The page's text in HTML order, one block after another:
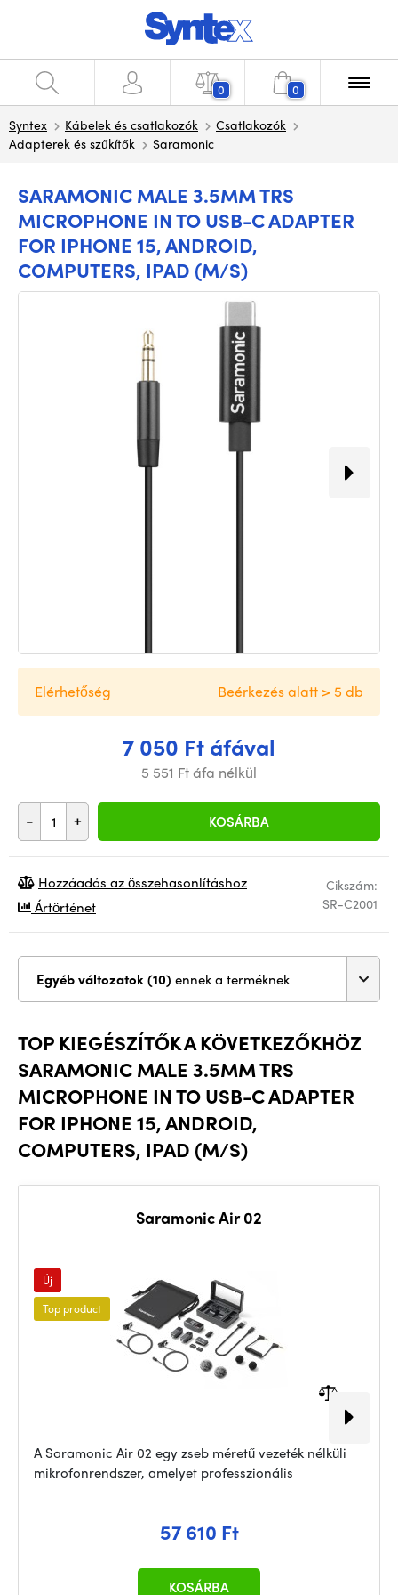
0 0
Syntex Kábelek és csatlakozók
Csatlakozók
Adapterek és szűkítők
Saramonic
SARAMONIC MALE 3.5MM TRS
MICROPHONE IN TO USB-C ADAPTER
FOR IPHONE 15, ANDROID,
COMPUTERS, IPAD (M/S)
7 050 Ft áfával
5 551 Ft áfa nélkül
- + KOSÁRBA
Elérhetőség Beérkezés alatt > 5 db
Cikszám:
SR-C2001
Hozzáadás az összehasonlításhoz
Ártörténet
Egyéb változatok (10) ennek a terméknek
TOP KIEGÉSZÍTŐK A KÖVETKEZŐKHÖZ
SARAMONIC MALE 3.5MM TRS
MICROPHONE IN TO USB-C ADAPTER
FOR IPHONE 15, ANDROID,
COMPUTERS, IPAD (M/S)
Saramonic Air 02
Új
Top product
A Saramonic Air 02 egy zseb méretű vezeték nélküli
mikrofonrendszer, amelyet professzionális
57 610 Ft
KOSÁRBA